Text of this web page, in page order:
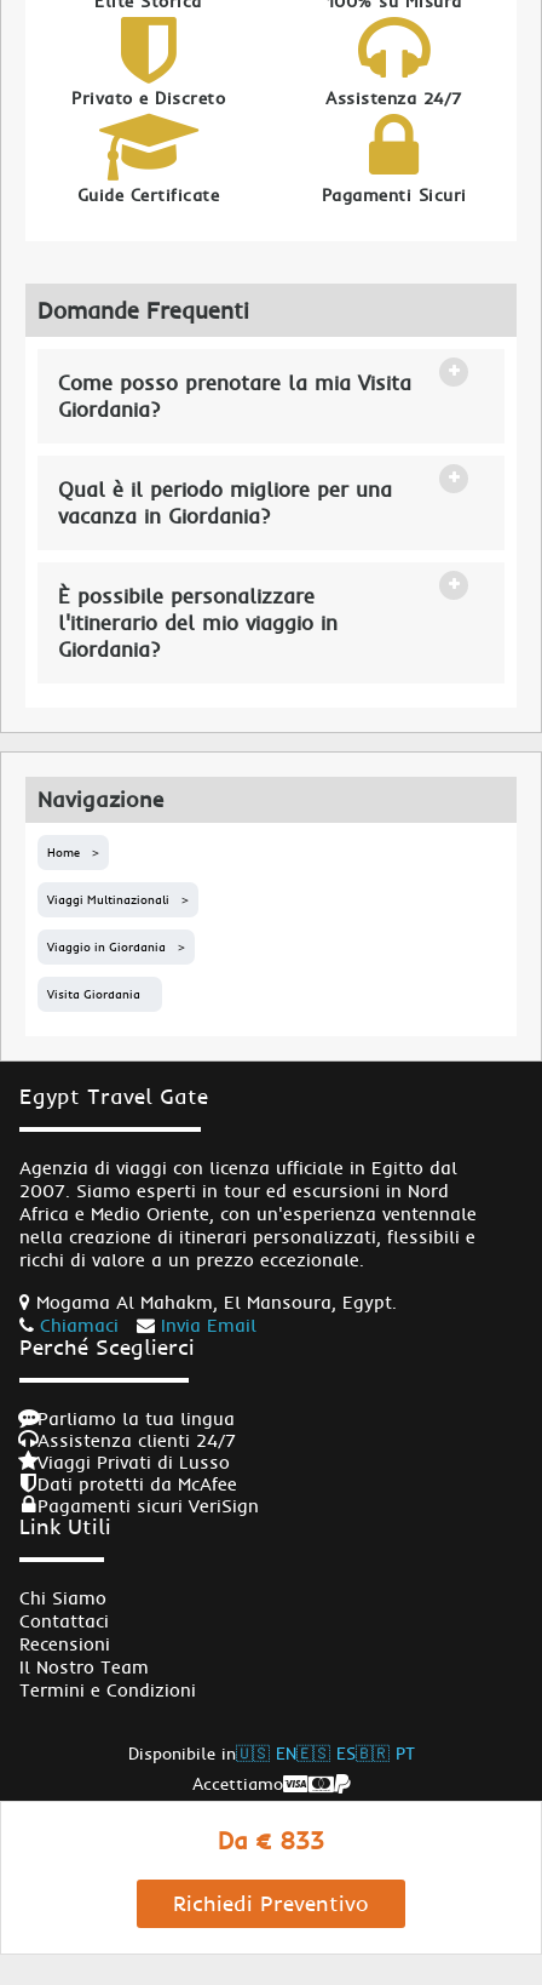
Privato e Discreto Assistenza 24/7
Guide Certificate Pagamenti Sicuri
Domande Frequenti
Come posso prenotare la mia Visita
Giordania?
Qual è il periodo migliore per una
vacanza in Giordania?
È possibile personalizzare
l'itinerario del mio viaggio in
Giordania?
Navigazione
Home
Viaggi Multinazionali
Viaggio in Giordania
Visita Giordania
Da € 833
Richiedi Preventivo
Egypt Travel Gate
Agenzia di viaggi con licenza ufficiale in Egitto dal
2007. Siamo esperti in tour ed escursioni in Nord
Africa e Medio Oriente, con un'esperienza ventennale
nella creazione di itinerari personalizzati, flessibili e
ricchi di valore a un prezzo eccezionale.
Mogama Al Mahakm, El Mansoura, Egypt.
Chiamaci
Invia Email
Perché Sceglierci
Parliamo la tua lingua
Assistenza clienti 24/7
Viaggi Privati di Lusso
Dati protetti da McAfee
Pagamenti sicuri VeriSign
Link Utili
Chi Siamo
Contattaci
Recensioni
Il Nostro Team
Termini e Condizioni
Disponibile in🇺🇸 EN🇪🇸 ES🇧🇷 PT
Accettiamo
© Copyright Egypt Travel Gate 2026